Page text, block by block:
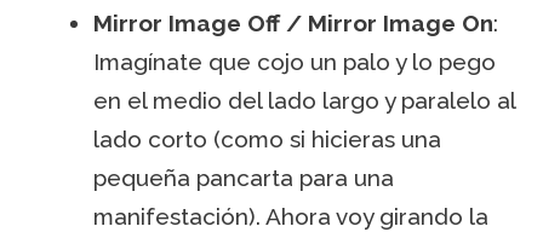
Mirror Image Off / Mirror Image On:
Imagínate que cojo un palo y lo pego
en el medio del lado largo y paralelo al
lado corto (como si hicieras una
pequeña pancarta para una
manifestación). Ahora voy girando la